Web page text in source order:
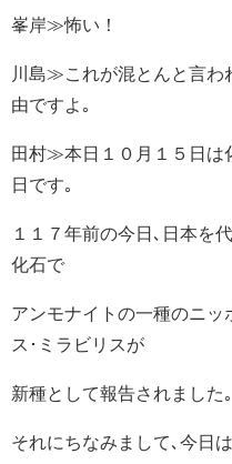
峯岸≫怖い！
川島≫これが混とんと言わ
由ですよ｡
田村≫本日１０月１５日は
日です｡
１１７年前の今日､日本を
化石で
アンモナイトの一種のニッ
ス･ミラビリスが
新種として報告されました｡
それにちなみまして､今日